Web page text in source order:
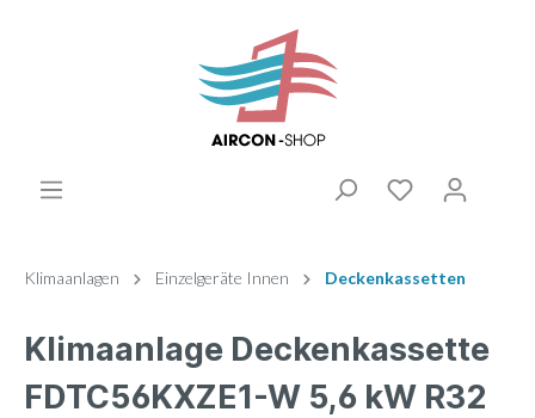
Klimaanlagen Einzelgeräte Innen Deckenkassetten
Klimaanlage Deckenkassette
FDTC56KXZE1-W 5,6 kW R32